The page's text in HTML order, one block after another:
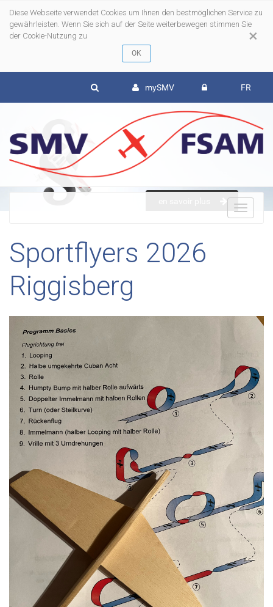
×
Diese Webseite verwendet Cookies um Ihnen den bestmöglichen Service zu
gewährleisten. Wenn Sie sich auf der Seite weiterbewegen stimmen Sie
der Cookie-Nutzung zu
mySMV FR
Sportflyers 2026
Riggisberg